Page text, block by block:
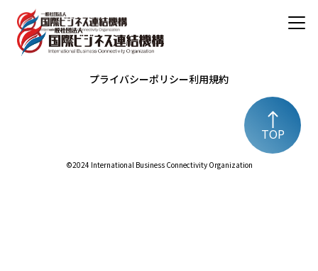
プライバシーポリシー利用規約
TOP
©️2024 International Business Connectivity Organization